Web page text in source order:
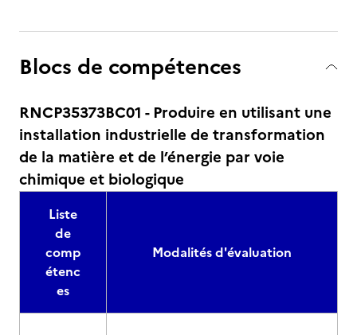
Blocs de compétences
RNCP35373BC01 - Produire en utilisant une
installation industrielle de transformation
de la matière et de l’énergie par voie
chimique et biologique
Liste
de
comp
étenc
es
Modalités d'évaluation